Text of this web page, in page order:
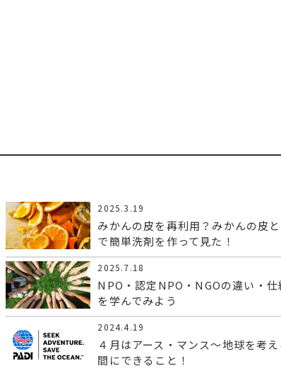
2025.3.19
みかんの皮を再利用？みかんの皮
で簡単洗剤を作って見た！
2025.7.18
NPO・認定NPO・NGOの違い・仕
を学んでみよう
2024.4.19
４月はアース・マンス～地球を考え
間にできること！